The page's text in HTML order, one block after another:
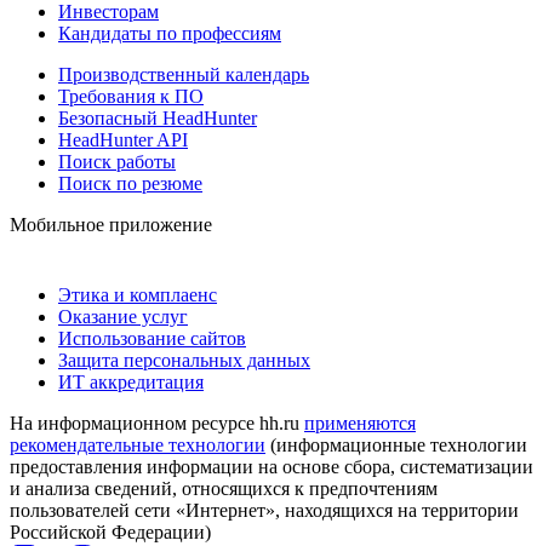
Инвесторам
Кандидаты по профессиям
Производственный календарь
Требования к ПО
Безопасный HeadHunter
HeadHunter API
Поиск работы
Поиск по резюме
Мобильное приложение
Этика и комплаенс
Оказание услуг
Использование сайтов
Защита персональных данных
ИТ аккредитация
На информационном ресурсе hh.ru применяются
рекомендательные технологии (информационные технологии
предоставления информации на основе сбора, систематизации
и анализа сведений, относящихся к предпочтениям
пользователей сети «Интернет», находящихся на территории
Российской Федерации)